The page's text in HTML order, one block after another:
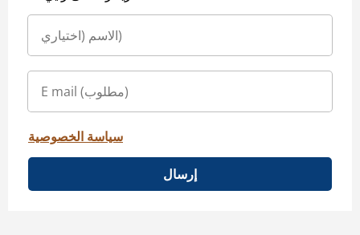
سياسة الخصوصية
إرسال